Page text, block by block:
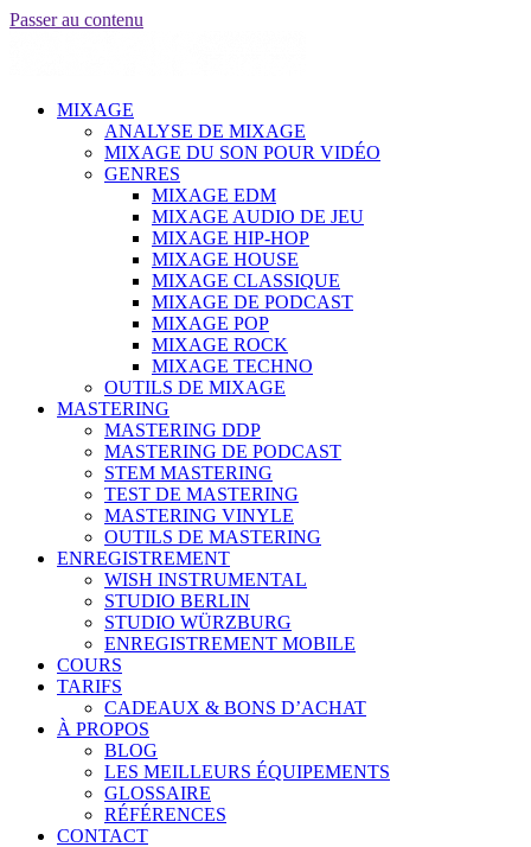
Passer au contenu
MIXAGE
ANALYSE DE MIXAGE
MIXAGE DU SON POUR VIDÉO
GENRES
MIXAGE EDM
MIXAGE AUDIO DE JEU
MIXAGE HIP-HOP
MIXAGE HOUSE
MIXAGE CLASSIQUE
MIXAGE DE PODCAST
MIXAGE POP
MIXAGE ROCK
MIXAGE TECHNO
OUTILS DE MIXAGE
MASTERING
MASTERING DDP
MASTERING DE PODCAST
STEM MASTERING
TEST DE MASTERING
MASTERING VINYLE
OUTILS DE MASTERING
ENREGISTREMENT
WISH INSTRUMENTAL
STUDIO BERLIN
STUDIO WÜRZBURG
ENREGISTREMENT MOBILE
COURS
TARIFS
CADEAUX & BONS D’ACHAT
À PROPOS
BLOG
LES MEILLEURS ÉQUIPEMENTS
GLOSSAIRE
RÉFÉRENCES
CONTACT